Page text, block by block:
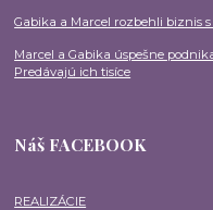
Gabika a Marcel rozbehli biznis
Marcel a Gabika úspešne
Predávajú ich tisíce
Náš FACEBOOK
REALIZÁCIE